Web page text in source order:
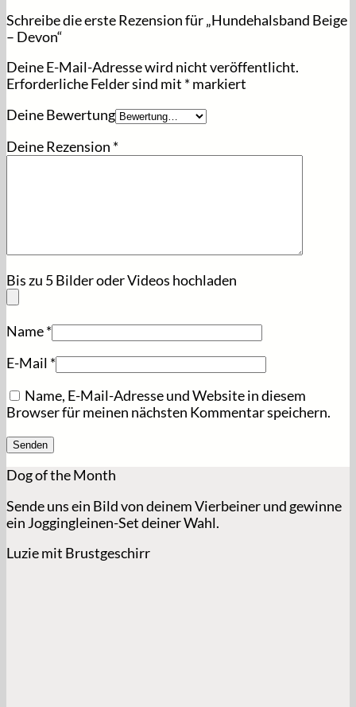
Schreibe die erste Rezension für „Hundehalsband Beige
– Devon“
Deine E-Mail-Adresse wird nicht veröffentlicht.
Erforderliche Felder sind mit *markiert
Deine Bewertung
Deine Rezension *
Bis zu 5 Bilder oder Videos hochladen
Name*
E-Mail *
Name, E-Mail-Adresse und Website in diesem
Browser für meinen nächsten Kommentar speichern.
Dog of the Month
Sende uns ein Bild von deinem Vierbeiner und gewinne
ein Joggingleinen-Set deiner Wahl.
Luzie mit Brustgeschirr